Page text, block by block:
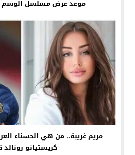
موعد عرض مسلسل الوسم
مريم غريبة.. من هي الحسناء
كريستيانو